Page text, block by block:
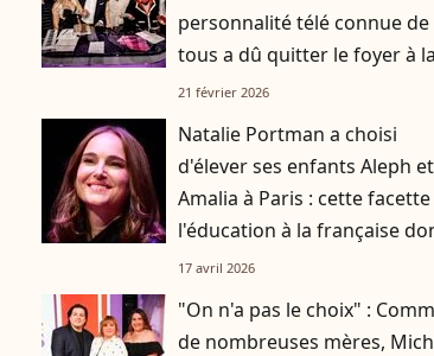
personnalité télé connue de
tous a dû quitter le foyer à la
demande de ses parents
21 février 2026
Natalie Portman a choisi
d'élever ses enfants Aleph et
Amalia à Paris : cette
l'éducation à la française
elle est fan
17 avril 2026
"On n'a pas le choix" :
de nombreuses mères,